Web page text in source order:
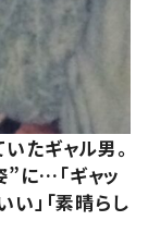
たギャル男。
に…「ギャッ
い」「素晴らし